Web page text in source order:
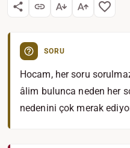
SORU
Hocam, her soru
âlim bulunca neden her
nedenini çok merak